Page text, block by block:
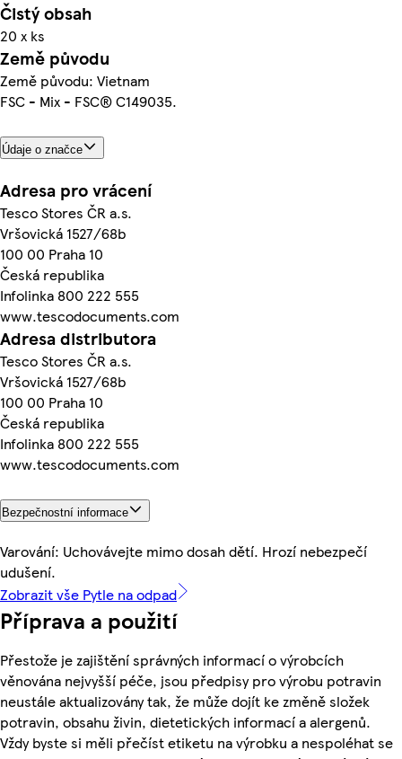
Čistý obsah
20 x ks
Země původu
Země původu: Vietnam
FSC - Mix - FSC® C149035.
Údaje o značce
Adresa pro vrácení
Tesco Stores ČR a.s.
Vršovická 1527/68b
100 00 Praha 10
Česká republika
Infolinka 800 222 555
www.tescodocuments.com
Adresa distributora
Tesco Stores ČR a.s.
Vršovická 1527/68b
100 00 Praha 10
Česká republika
Infolinka 800 222 555
www.tescodocuments.com
Bezpečnostní informace
Varování: Uchovávejte mimo dosah dětí. Hrozí nebezpečí
udušení.
Zobrazit vše Pytle na odpad
Příprava a použití
Přestože je zajištění správných informací o výrobcích
věnována nejvyšší péče, jsou předpisy pro výrobu potravin
neustále aktualizovány tak, že může dojít ke změně složek
potravin, obsahu živin, dietetických informací a alergenů.
Vždy byste si měli přečíst etiketu na výrobku a nespoléhat se